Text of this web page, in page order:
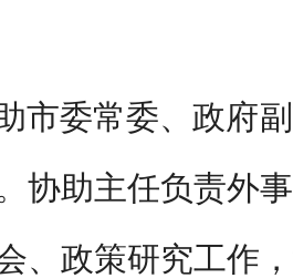
市委常委、政府
协助主任负责外
、政策研究工作